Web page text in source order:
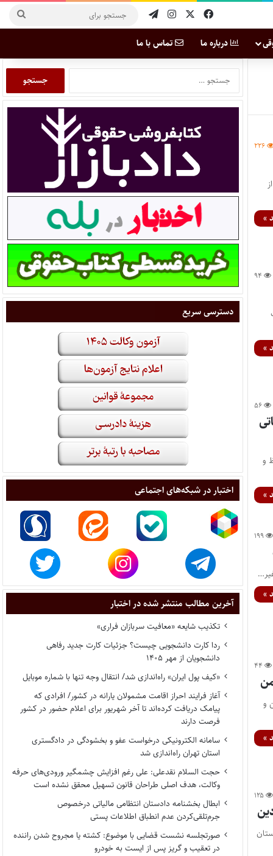
درباره ما تماس با ما
۲۲۶
»
۹۴
»
۵۶
و
»
۱۹۹
»
۴۴
و
»
۱۲۵
دسترسی سریع
اختبار در شبکه‌های اجتماعی
آخرین مطالب منتشر شده در اختبار
تکذیب شایعه «معافیت سربازان فراری»
ردا کارت دانشجویی چیست؟ جزئیات کارت جدید رفاهی
دانشجویان از مهر ۱۴۰۵
«کیف پول ایران» راه‌اندازی شد/ انتقال وجه تنها با شماره موبایل
آغاز فرایند احراز اقامت مشمولان یارانه در کشور/ افرادی که
پیامک دریافت کرده‌اند تا آخر شهریور برای اعلام حضور در کشور
فرصت دارند
سامانه الکترونیکی درخواست عفو و بخشودگی در دادگستری
استان تهران راه‌اندازی شد
حجت السلام نقدعلی: علی رغم افزایش چشمگیر ورودی‌های حرفه
وکالت، هدف اصلی طراحان قانون تسهیل محقق نشده است
ابطال بخشنامه دادستان انتظامی مالیاتی درخصوص
جرم‌تلقی‌کردن عدم انطباق اطلاعات پستی
صورتجلسه نشست قضایی با موضوع: کشته یا مجروح شدن راننده
در تعقیب و گریز پس از ایست به خودرو